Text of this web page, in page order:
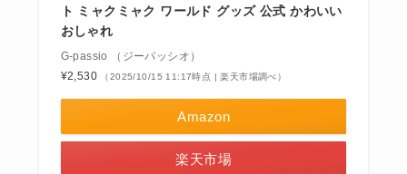
ト ミャクミャク ワールド グッズ 公式 かわいい
おしゃれ
G-passio （ジーパッシオ）
¥2,530
（2025/10/15 11:17時点 | 楽天市場調べ）
Amazon
楽天市場